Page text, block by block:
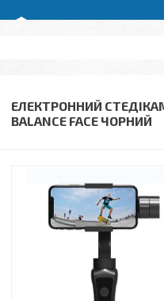
ЕЛЕКТРОННИЙ
BALANCE FACE ЧОРНИЙ